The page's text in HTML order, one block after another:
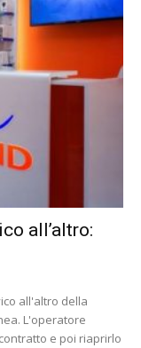
all’altro:
all'altro della
L'operatore
e poi riaprirlo